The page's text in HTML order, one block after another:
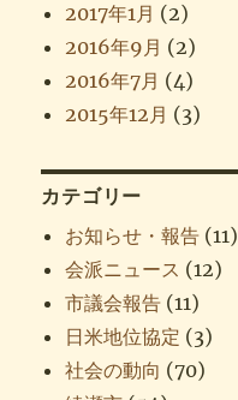
2017年1月 (2)
2016年9月 (2)
2016年7月 (4)
2015年12月 (3)
カテゴリー
お知らせ・報告 (11)
会派ニュース (12)
市議会報告 (11)
日米地位協定 (3)
社会の動向 (70)